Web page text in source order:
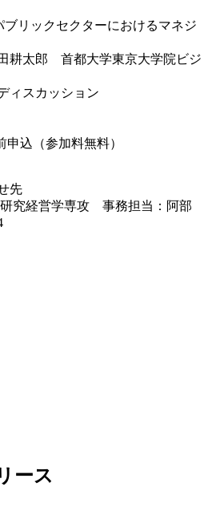
クターにおけるマネジ
大学東京大学院ビジ
スカッション
込（参加料無料）
先
究経営学専攻 事務担当：阿部
ース